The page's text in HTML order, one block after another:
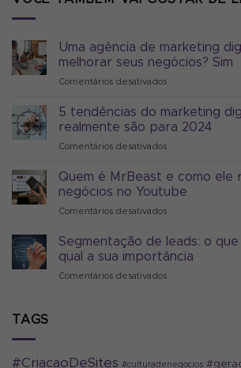
Uma agência de marketing
melhorar seus negócios? Sim
Comentários desativados
agência
melhorar
seus
5 tendências do marketing
realmente são para 2024
Comentários desativados
tendências
do
realmente
são
Quem é MrBeast e como ele
negócios no Youtube
Comentários desativados
é
MrBeast
Segmentação de leads: o
qual a sua importância
Comentários desativados
TAGS
#CriacaoDeSites #culturadenegocios